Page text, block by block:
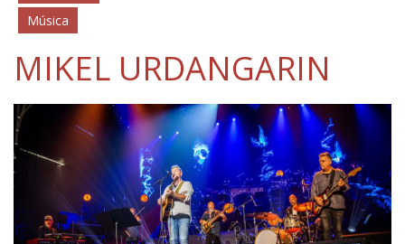
Música
MIKEL URDANGARIN